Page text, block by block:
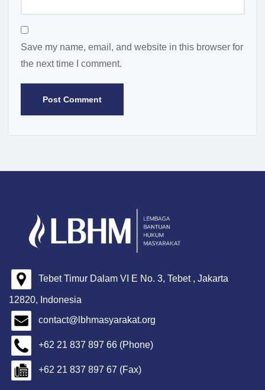
Save my name, email, and website in this browser for
the next time I comment.
Tebet Timur Dalam VI E No. 3, Tebet , Jakarta
12820, Indonesia
contact@lbhmasyarakat.org
+62 21 837 897 66 (Phone)
+62 21 837 897 67 (Fax)